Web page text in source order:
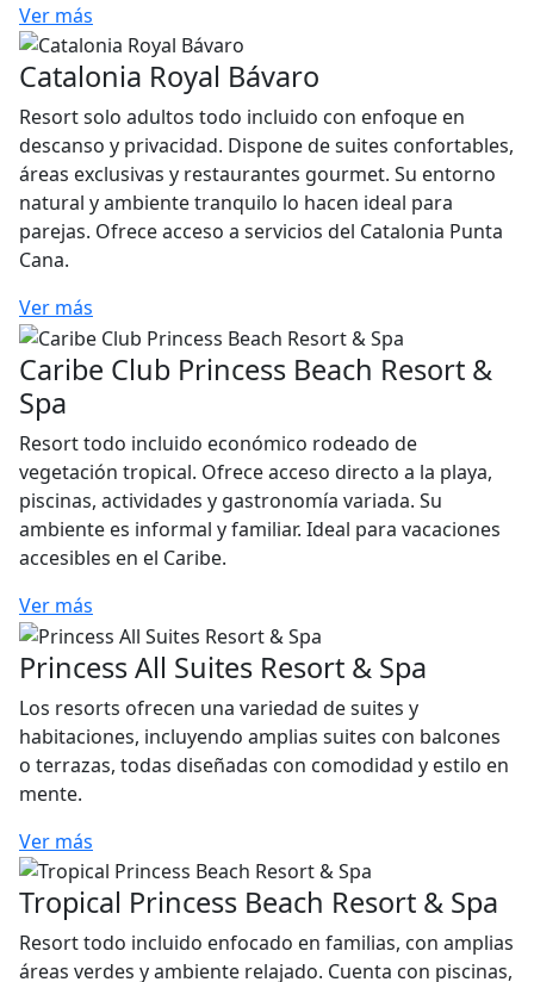
Ver más
Catalonia Royal Bávaro
Resort solo adultos todo incluido con enfoque en
descanso y privacidad. Dispone de suites confortables,
áreas exclusivas y restaurantes gourmet. Su entorno
natural y ambiente tranquilo lo hacen ideal para
parejas. Ofrece acceso a servicios del Catalonia Punta
Cana.
Ver más
Caribe Club Princess Beach Resort &
Spa
Resort todo incluido económico rodeado de
vegetación tropical. Ofrece acceso directo a la playa,
piscinas, actividades y gastronomía variada. Su
ambiente es informal y familiar. Ideal para vacaciones
accesibles en el Caribe.
Ver más
Princess All Suites Resort & Spa
Los resorts ofrecen una variedad de suites y
habitaciones, incluyendo amplias suites con balcones
o terrazas, todas diseñadas con comodidad y estilo en
mente.
Ver más
Tropical Princess Beach Resort & Spa
Resort todo incluido enfocado en familias, con amplias
áreas verdes y ambiente relajado. Cuenta con piscinas,